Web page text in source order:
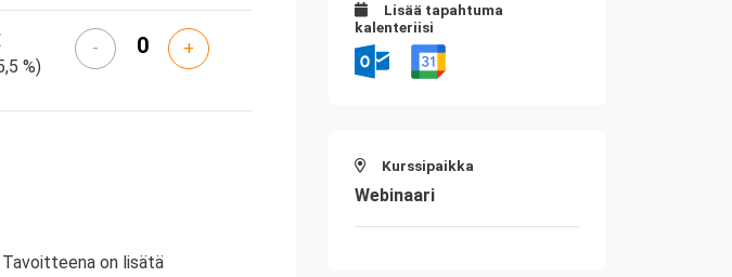
%)
- +
Tavoitteena on lisätä
Lisää tapahtuma
kalenteriisi
Kurssipaikka
Webinaari